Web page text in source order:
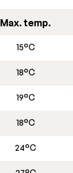
Max. temp.
15°C
18°C
19°C
18°C
24°C